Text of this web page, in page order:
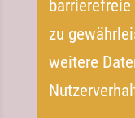
zu
weitere